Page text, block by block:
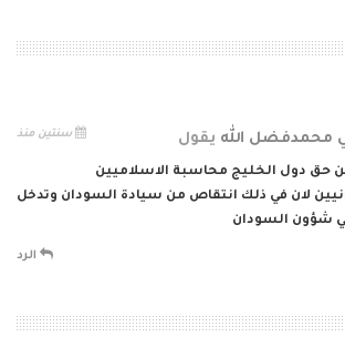
محمدفضل الله يقول سنتين منذ
حق دول الخليج محاسبة الاسلاميين
لان في ذلك انتقاص من سيادة السودان وتدخل
شؤون السودان
الرد